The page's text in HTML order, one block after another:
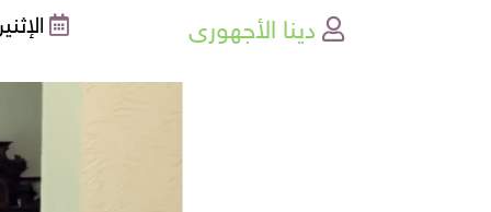
دينا الأجهورى الإثنين , 30-